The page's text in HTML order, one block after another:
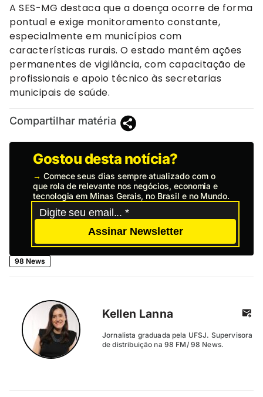
A SES-MG destaca que a doença ocorre de forma
pontual e exige monitoramento constante,
especialmente em municípios com
características rurais. O estado mantém ações
permanentes de vigilância, com capacitação de
profissionais e apoio técnico às secretarias
municipais de saúde.
Compartilhar matéria
Gostou desta notícia?
→ Comece seus dias sempre atualizado com o
que rola de relevante nos negócios, economia e
tecnologia em Minas Gerais, no Brasil e no Mundo.
Assinar Newsletter
98 News
Kellen Lanna
Jornalista graduada pela UFSJ. Supervisora
de distribuição na 98 FM/ 98 News.